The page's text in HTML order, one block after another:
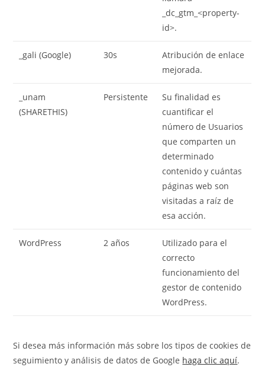
_dc_gtm_<property-
id>.
_gali (Google) 30s
Atribución de enlace
mejorada.
_unam
(SHARETHIS)
Persistente
Su finalidad es
cuantificar el
número de Usuarios
que comparten un
determinado
contenido y cuántas
páginas web son
visitadas a raíz de
esa acción.
WordPress 2 años
Utilizado para el
correcto
funcionamiento del
gestor de contenido
WordPress.
Si desea más información más sobre los tipos de cookies de
seguimiento y análisis de datos de Google haga clic aquí.